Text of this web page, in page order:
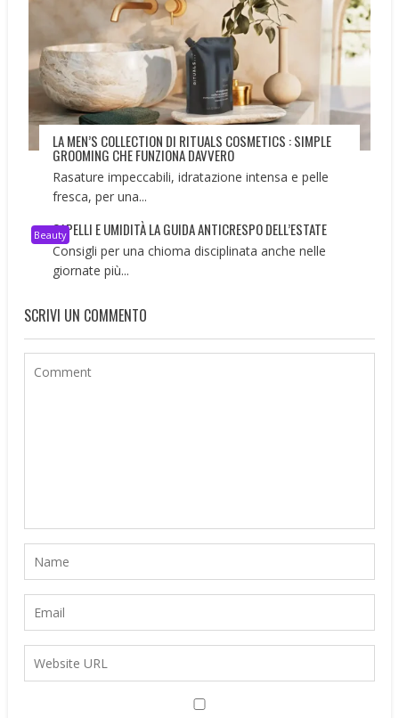
LA MEN’S COLLECTION DI RITUALS COSMETICS : SIMPLE
GROOMING CHE FUNZIONA DAVVERO
Rasature impeccabili, idratazione intensa e pelle
fresca, per una...
BeautyCAPELLI E UMIDITÀ LA GUIDA ANTICRESPO DELL’ESTATE
Consigli per una chioma disciplinata anche nelle
giornate più...
SCRIVI UN COMMENTO